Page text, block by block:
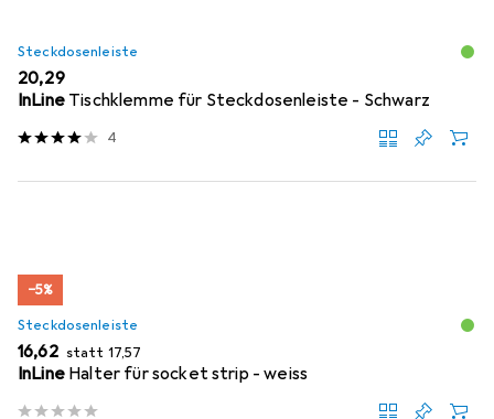
Steckdosenleiste
EUR
20,29
InLine Tischklemme für Steckdosenleiste - Schwarz
4
−5%
Steckdosenleiste
EUR
16,62 statt EUR
17,57
InLine Halter für socket strip - weiss